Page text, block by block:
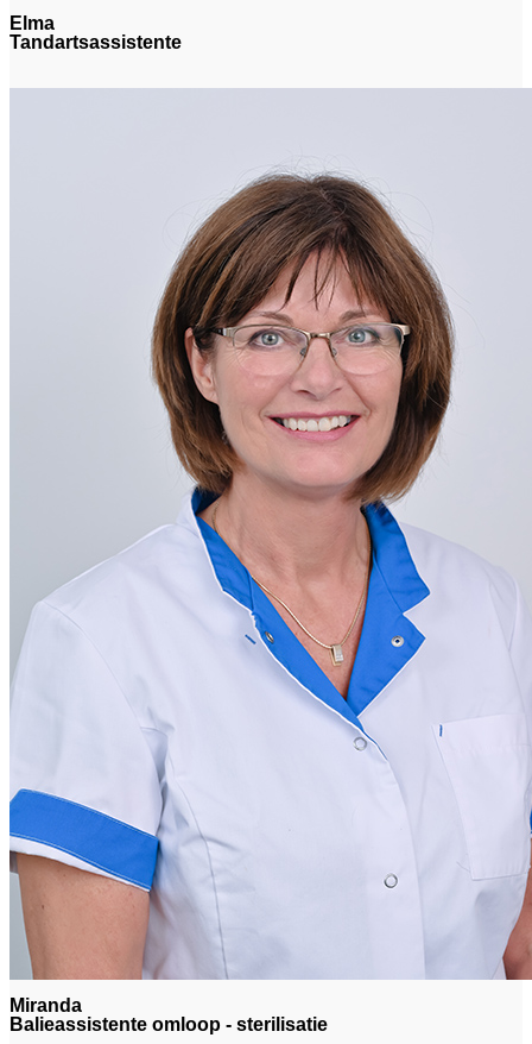
Elma
Tandartsassistente
Miranda
Balieassistente omloop - sterilisatie